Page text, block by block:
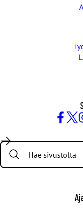
/
Twitter
Search: